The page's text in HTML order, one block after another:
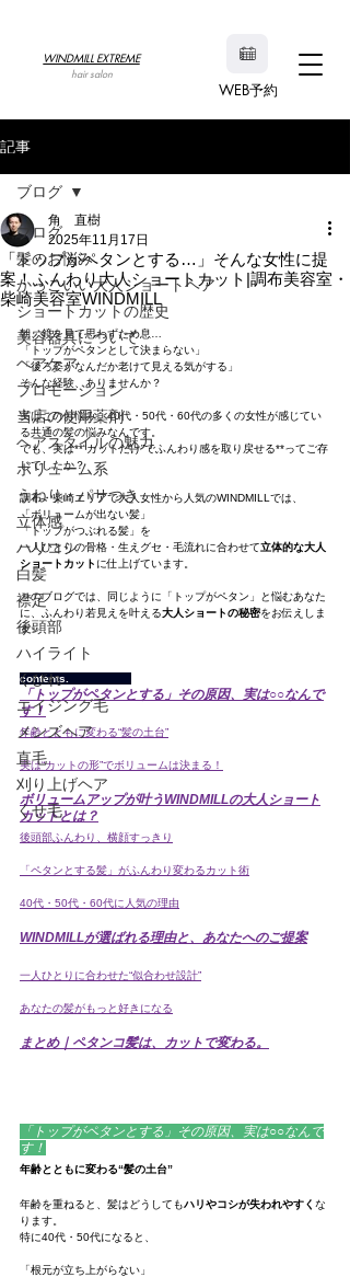
WEB予約
WINDMILL EXTREME
hair salon
記事
ブログ
髪のお悩み
かっこいい大人ショートヘア
ショートカットの歴史
美容器具について
ヘアケア
プロモーション
当店の使用薬剤
ヘアスタイルの魅力
ボリューム系
うねり・パサつき
立体感
ハリコシ
白髪
襟足
後頭部
ハイライト
くびれ
エイジング毛
メンズヘア
直毛
刈り上げヘア
くせ毛
ブログ
「トップがペタンとする…」そんな女性に提
案！ふんわり大人ショートカット|調布美容室・
柴崎美容室WINDMILL
角 直樹
2025年11月17日
朝、鏡を見て思わずため息…
「トップがペタンとして決まらない」
「後ろ姿がなんだか老けて見える気がする」
そんな経験、ありませんか？
実はこのお悩み、40代・50代・60代の多くの女性が感じてい
る共通の髪の悩みなんです。
でも、実は**“カットだけ”でふんわり感を取り戻せる**ってご存
じでしたか？
調布・柴崎エリアで大人女性から人気のWINDMILLでは、
「ボリュームが出ない髪」
「トップがつぶれる髪」を
一人ひとりの骨格・生えグセ・毛流れに合わせて立体的な大人
ショートカット に仕上げています。
このブログでは、同じように「トップがペタン」と悩むあなた
に、ふんわり若見えを叶える大人ショートの秘密をお伝えしま
す✨
contents.
「トップがペタンとする」その原因、実は○○なんで
す！
年齢とともに変わる“髪の土台”
実は“カットの形”でボリュームは決まる！
ボリュームアップが叶うWINDMILLの大人ショート
カットとは？
後頭部ふんわり、横顔すっきり
「ペタンとする髪」がふんわり変わるカット術
40代・50代・60代に人気の理由
WINDMILLが選ばれる理由と、あなたへのご提案
一人ひとりに合わせた“似合わせ設計”
あなたの髪がもっと好きになる
まとめ｜ペタンコ髪は、カットで変わる。
「トップがペタンとする」その原因、実は○○なんで
す！
年齢とともに変わる“髪の土台”
年齢を重ねると、髪はどうしてもハリやコシが失われやすく な
ります。
特に40代・50代になると、
「根元が立ち上がらない」